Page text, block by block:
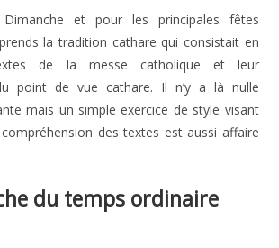
Dimanche et pour les principales fêtes
la tradition cathare qui consistait en
de la messe catholique et leur
point de vue cathare. Il n’y a là nulle
mais un simple exercice de style visant
des textes est aussi affaire
du temps ordinaire